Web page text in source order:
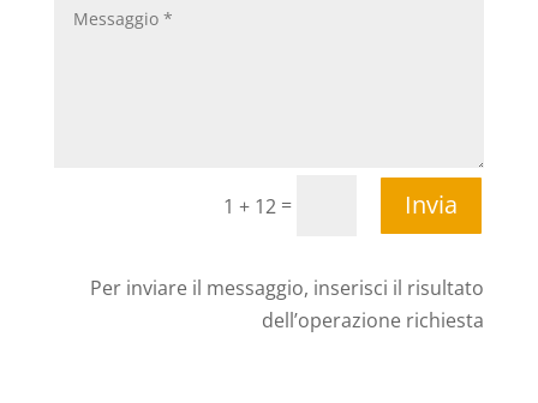
1 + 12 = Invia
Per inviare il messaggio, inserisci il risultato
dell’operazione richiesta